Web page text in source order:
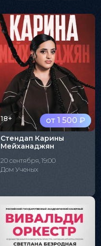
от 1 500 ₽
18+
Стендап Карины
Мейханаджян
20 сентября, 19:00
Дом Ученых